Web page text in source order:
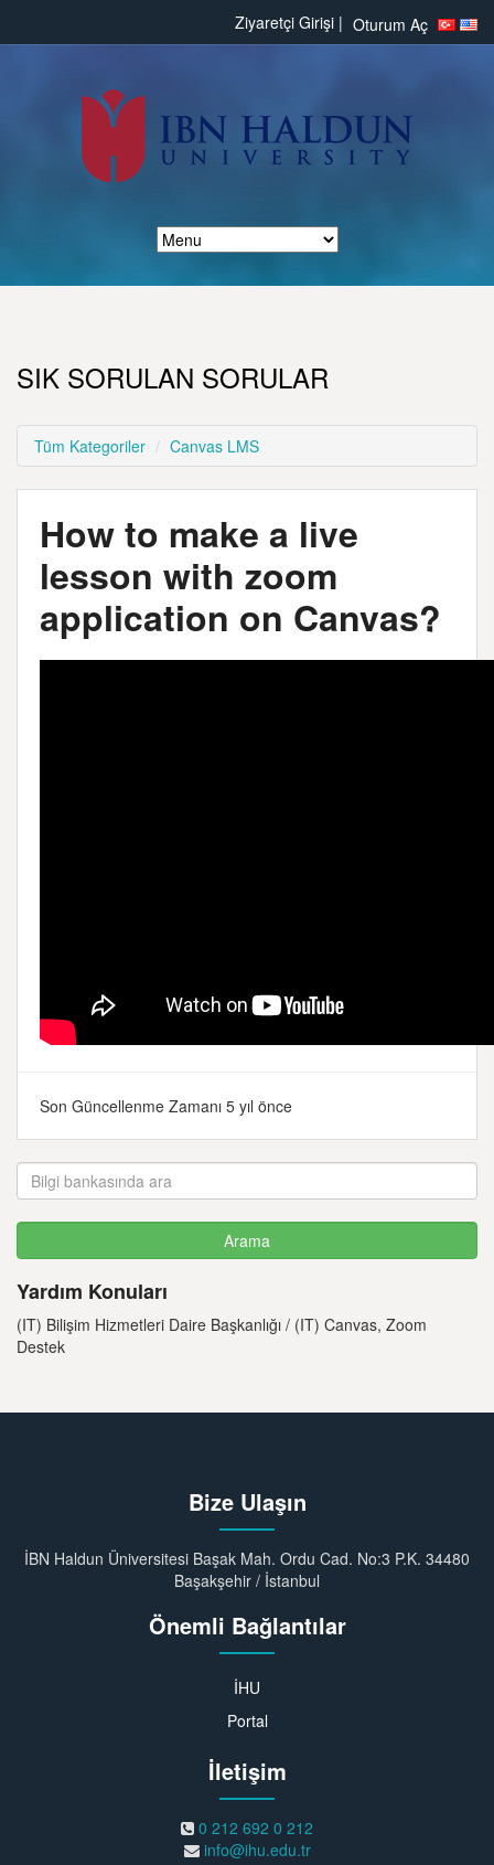
Ziyaretçi Girişi | Oturum Aç
SIK SORULAN SORULAR
Tüm Kategoriler Canvas LMS
How to make a live
lesson with zoom
application on Canvas?
Son Güncellenme Zamanı 5 yıl önce
Yardım Konuları
(IT) Bilişim Hizmetleri Daire Başkanlığı / (IT) Canvas, Zoom
Destek
Bize Ulaşın
İBN Haldun Üniversitesi Başak Mah. Ordu Cad. No:3 P.K. 34480
Başakşehir / İstanbul
Önemli Bağlantılar
İHU
Portal
İletişim
0 212 692 0 212
info@ihu.edu.tr